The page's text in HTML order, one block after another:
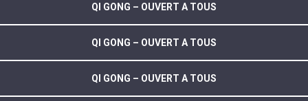
QI GONG – OUVERT A TOUS
QI GONG – OUVERT A TOUS
QI GONG – OUVERT A TOUS